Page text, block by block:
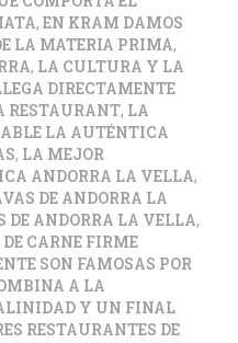
, EN KRAM DAMOS
LA MATERIA PRIMA,
, LA CULTURA Y LA
DIRECTAMENTE
RESTAURANT, LA
LA AUTÉNTICA
, LA MEJOR
ANDORRA LA VELLA,
DE ANDORRA LA
DE ANDORRA LA VELLA,
CARNE FIRME
SON FAMOSAS POR
A LA
Y UN FINAL
RESTAURANTES DE